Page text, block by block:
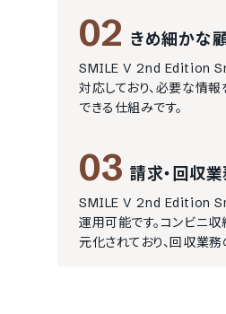
02 きめ細かな
SMILE V 2nd Edition
対応しており、必要な情
できる仕組みです。
03 請求・回収
SMILE V 2nd Edition
運用可能です。コンビニ
元化されており、回収業